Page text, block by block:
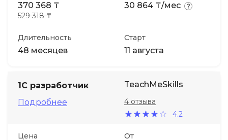
370 368 ₸
529 318 ₸
30 864 ₸/мес
Длительность
48 месяцев
Старт
11 августа
1С разработчик
Подробнее
TeachMeSkills
4.2
4 отзыва
Цена От